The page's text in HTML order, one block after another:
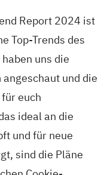
Report 2024 ist
Top-Trends des
uns die
und die
euch
ideal an die
und für neue
sind die Pläne